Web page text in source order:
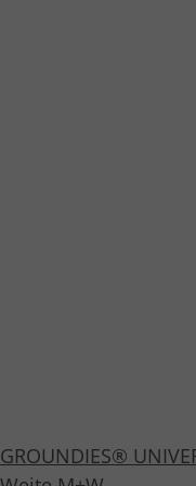
GROUNDIES®